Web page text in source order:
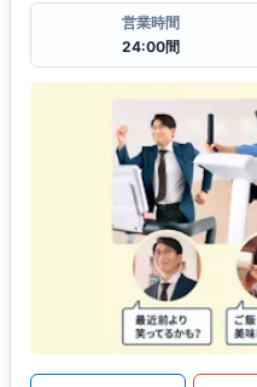
営業時間
24:00間